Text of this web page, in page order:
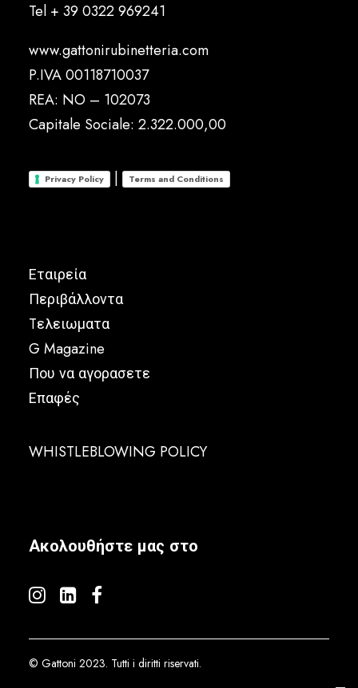
Tel + 39 0322 969241
www.gattonirubinetteria.com
P.IVA 00118710037
REA: NO – 102073
Capitale Sociale: 2.322.000,00
Privacy Policy | Terms and Conditions
Εταιρεία
Περιβάλλοντα
Tελειωματα
G Magazine
Που να αγορασετε
Επαφές
WHISTLEBLOWING POLICY
Ακολουθήστε μας στο
© Gattoni 2023. Tutti i diritti riservati.